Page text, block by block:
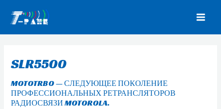
содержимому
SLR5500
MOTOTRBO — СЛЕДУЮЩЕЕ ПОКОЛЕНИЕ
ПРОФЕССИОНАЛЬНЫХ РЕТРАНСЛЯТОРОВ
РАДИОСВЯЗИ MOTOROLA.